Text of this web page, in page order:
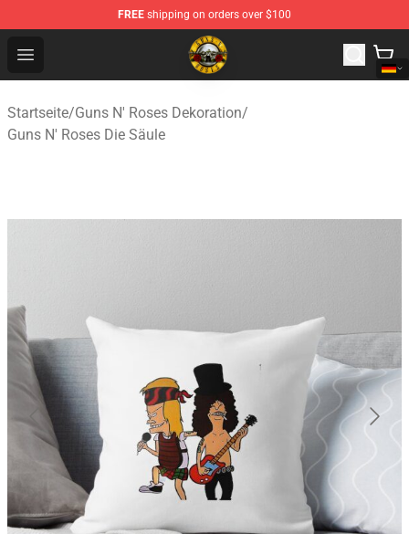
FREE shipping on orders over $100
Open menu
Guns N' Roses Store - Official Guns N' Roses
Startseite/Guns N' Roses Dekoration/
Guns N' Roses Die Säule